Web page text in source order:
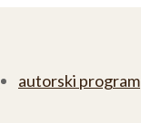
autorski program